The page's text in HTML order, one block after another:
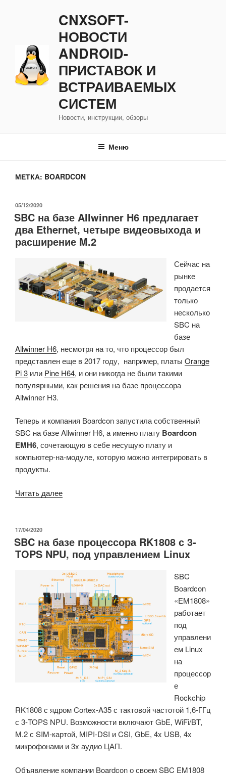
CNXSOFT-
НОВОСТИ
ANDROID-
ПРИСТАВОК И
ВСТРАИВАЕМЫХ
СИСТЕМ
Новости, инструкции, обзоры
Меню
МЕТКА: BOARDCON
ОПУБЛИКОВАНО
05/12/2020
SBC на базе Allwinner H6 предлагает
два Ethernet, четыре видеовыхода и
расширение M.2
Сейчас на
рынке
продается
только
несколько
SBC на
базе
Allwinner H6, несмотря на то, что процессор был
представлен еще в 2017 году, например, платы Orange
Pi 3 или Pine H64, и они никогда не были такими
популярными, как решения на базе процессора
Allwinner H3.
Теперь и компания Boardcon запустила собственный
SBC на базе Allwinner H6, а именно плату Boardcon
EMH6, сочетающую в себе несущую плату и
компьютер-на-модуле, которую можно интегрировать в
продукты.
Читать далее«SBC
H6
предлагает
Ethernet,
четыре
видеовыхода
и
расширение
M.2»
ОПУБЛИКОВАНО
17/04/2020
SBC на базе процессора RK1808 с 3-
TOPS NPU, под управлением Linux
SBC
Boardcon
«EM1808»
работает
под
управлени
ем Linux
на
процессор
е
Rockchip
RK1808 с ядром Cortex-A35 с тактовой частотой 1,6-ГГц
с 3-TOPS NPU. Возможности включают GbE, WiFi/BT,
M.2 с SIM-картой, MIPI-DSI и CSI, GbE, 4x USB, 4x
микрофонами и 3x аудио ЦАП.
Объявление компании Boardcon о своем SBC EM1808